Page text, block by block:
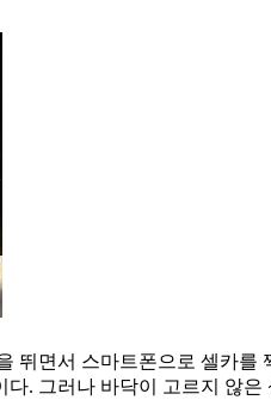
뛰면서 스마트폰으로 셀카
. 그러나 바닥이 고르지 않